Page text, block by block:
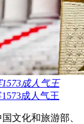
成人气王
成人气王
文化和旅游部、